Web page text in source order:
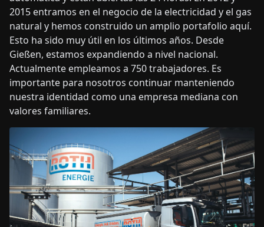
2015 entramos en el negocio de la electricidad y el gas
natural y hemos construido un amplio portafolio aquí.
Esto ha sido muy útil en los últimos años. Desde
Gießen, estamos expandiendo a nivel nacional.
Actualmente empleamos a 750 trabajadores. Es
importante para nosotros continuar manteniendo
nuestra identidad como una empresa mediana con
valores familiares.